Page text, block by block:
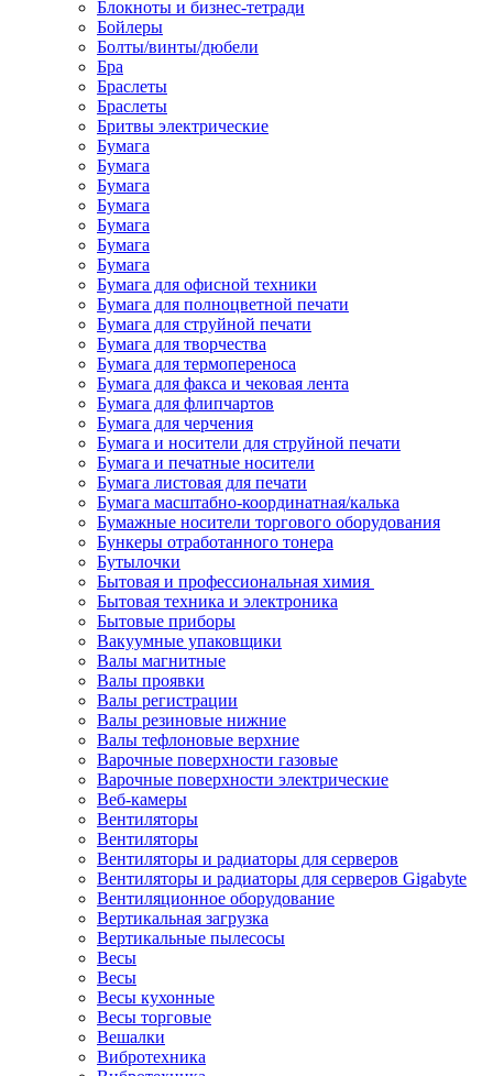
Блокноты и бизнес-тетради
Бойлеры
Болты/винты/дюбели
Бра
Браслеты
Браслеты
Бритвы электрические
Бумага
Бумага
Бумага
Бумага
Бумага
Бумага
Бумага
Бумага для офисной техники
Бумага для полноцветной печати
Бумага для струйной печати
Бумага для творчества
Бумага для термопереноса
Бумага для факса и чековая лента
Бумага для флипчартов
Бумага для черчения
Бумага и носители для струйной печати
Бумага и печатные носители
Бумага листовая для печати
Бумага масштабно-координатная/калька
Бумажные носители торгового оборудования
Бункеры отработанного тонера
Бутылочки
Бытовая и профессиональная химия
Бытовая техника и электроника
Бытовые приборы
Вакуумные упаковщики
Валы магнитные
Валы проявки
Валы регистрации
Валы резиновые нижние
Валы тефлоновые верхние
Варочные поверхности газовые
Варочные поверхности электрические
Веб-камеры
Вентиляторы
Вентиляторы
Вентиляторы и радиаторы для серверов
Вентиляторы и радиаторы для серверов Gigabyte
Вентиляционное оборудование
Вертикальная загрузка
Вертикальные пылесосы
Весы
Весы
Весы кухонные
Весы торговые
Вешалки
Вибротехника